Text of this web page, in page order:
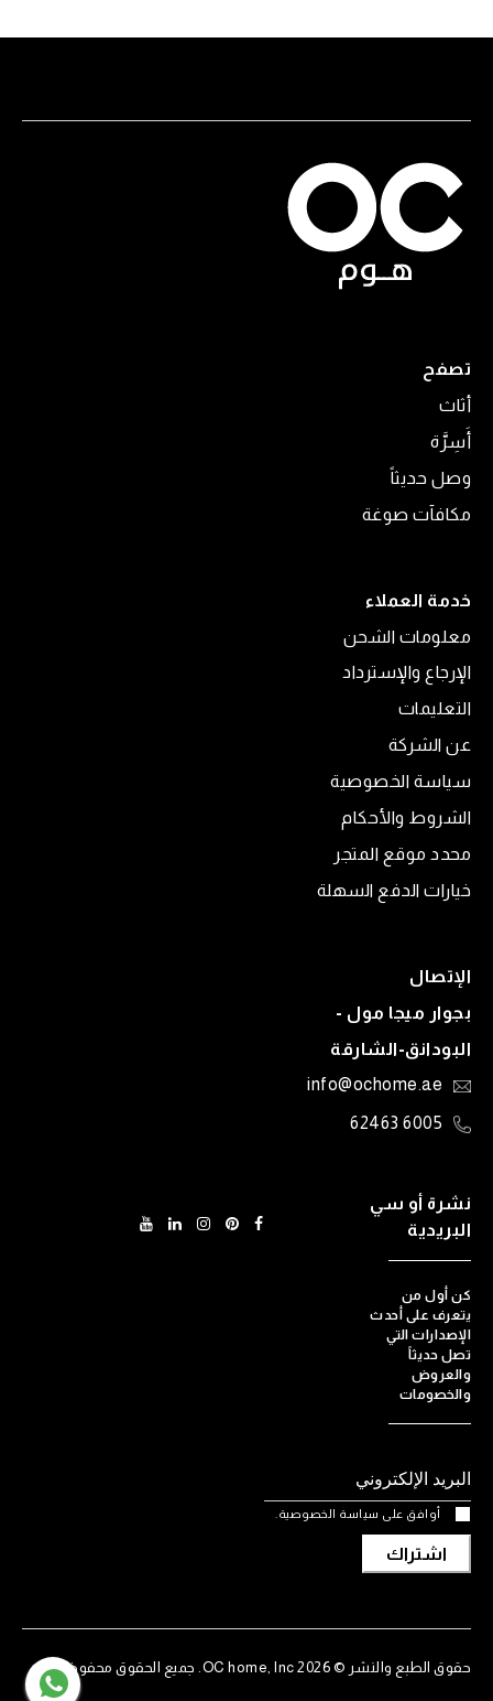
تصفح
أثاث
أَسِرَّة
وصل حديثاً
مكافآت صوغة
خدمة العملاء
معلومات الشحن
الإرجاع والإسترداد
التعليمات
عن الشركة
سياسة الخصوصية
الشروط والأحكام
محدد موقع المتجر
خيارات الدفع السهلة
الإتصال
بجوار ميجا مول -
البودانق-الشارقة
info@ochome.ae
6005 62463
نشرة أو سي
البريدية
كن أول من
يتعرف على أحدث
الإصدارات التي
تصل حديثاً
والعروض
والخصومات
أوافق على سياسة الخصوصية.
اشتراك
حقوق الطبع والنشر © 2026 OC home, Inc. جميع الحقوق محفوظة.